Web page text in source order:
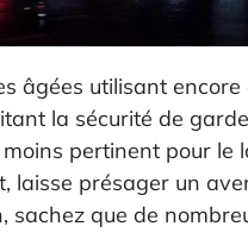
âgées utilisant
la sécurité de
pertinent pour
laisse présager un
que de